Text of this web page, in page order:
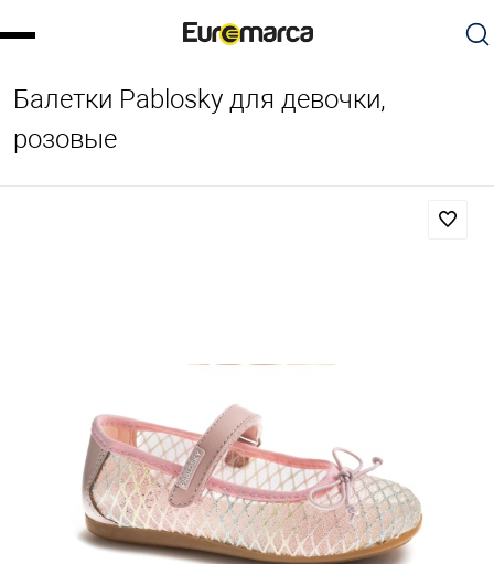
Балетки Pablosky для девочки,
розовые